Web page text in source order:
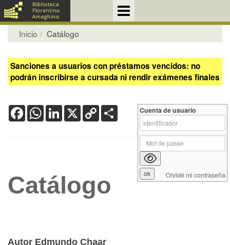
Inicio Catálogo
Sanciones a usuarios con préstamos vencidos: no
podrán inscribirse a cursada ni rendir exámenes finales
FacebookWhatsApp
LinkedIn
X Copy
Link
Catálogo
Autor Edmundo Chaar
Cuenta de usuario
Olvidé mi contraseña